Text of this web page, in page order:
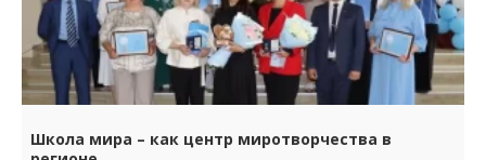
Школа мира – как центр миротворчества в